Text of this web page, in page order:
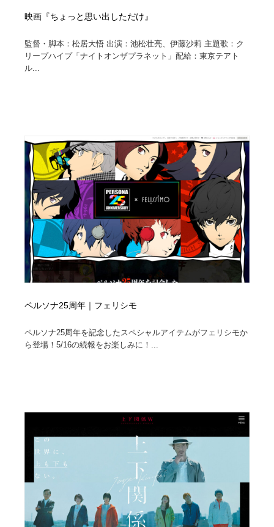
映画『ちょっと思い出しただけ』
監督・脚本：松居⼤悟 出演：池松壮亮、伊藤沙莉 主題歌：ク
リープハイプ「ナイトオンザプラネット」配給：東京テアト
ル...
ペルソナ25周年｜フェリシモ
ペルソナ25周年を記念したスペシャルアイテムがフェリシモか
ら登場！5/16の続報をお楽しみに！...